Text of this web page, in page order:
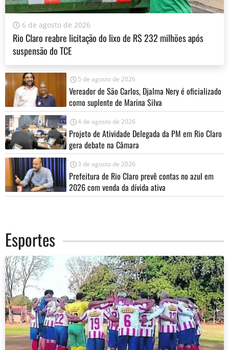
6 de agosto de 2026
Rio Claro reabre licitação do lixo de R$ 232 milhões após
suspensão do TCE
5 de agosto de 2026
Vereador de São Carlos, Djalma Nery é oficializado
como suplente de Marina Silva
4 de agosto de 2026
Projeto de Atividade Delegada da PM em Rio Claro
gera debate na Câmara
3 de agosto de 2026
Prefeitura de Rio Claro prevê contas no azul em
2026 com venda da dívida ativa
Esportes